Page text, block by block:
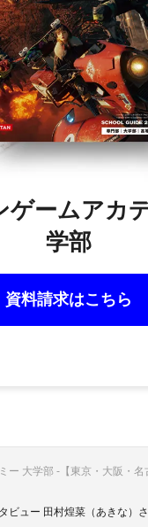
ゲームアカ
学部
資料請求はこちら
ー 大学部 -【東京・大阪・名
タビュー 田村煌菜（あき